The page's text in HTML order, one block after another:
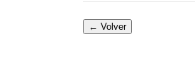
← Volver